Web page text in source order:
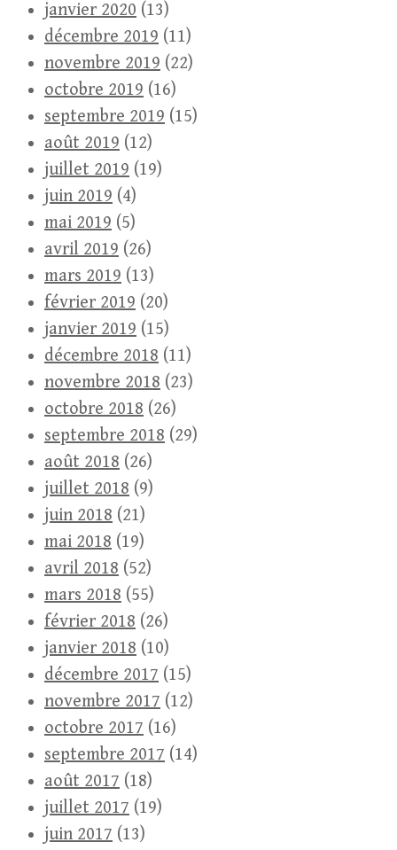
janvier 2020 (13)
décembre 2019 (11)
novembre 2019 (22)
octobre 2019 (16)
septembre 2019 (15)
août 2019 (12)
juillet 2019 (19)
juin 2019 (4)
mai 2019 (5)
avril 2019 (26)
mars 2019 (13)
février 2019 (20)
janvier 2019 (15)
décembre 2018 (11)
novembre 2018 (23)
octobre 2018 (26)
septembre 2018 (29)
août 2018 (26)
juillet 2018 (9)
juin 2018 (21)
mai 2018 (19)
avril 2018 (52)
mars 2018 (55)
février 2018 (26)
janvier 2018 (10)
décembre 2017 (15)
novembre 2017 (12)
octobre 2017 (16)
septembre 2017 (14)
août 2017 (18)
juillet 2017 (19)
juin 2017 (13)